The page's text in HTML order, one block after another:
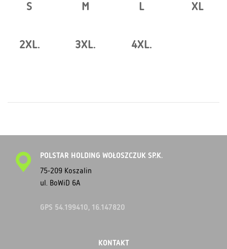
S M L XL
2XL. 3XL. 4XL.
POLSTAR HOLDING WOŁOSZCZUK SP.K.
75-209 Koszalin
ul. BoWiD 6A
GPS 54.199410, 16.147820
KONTAKT